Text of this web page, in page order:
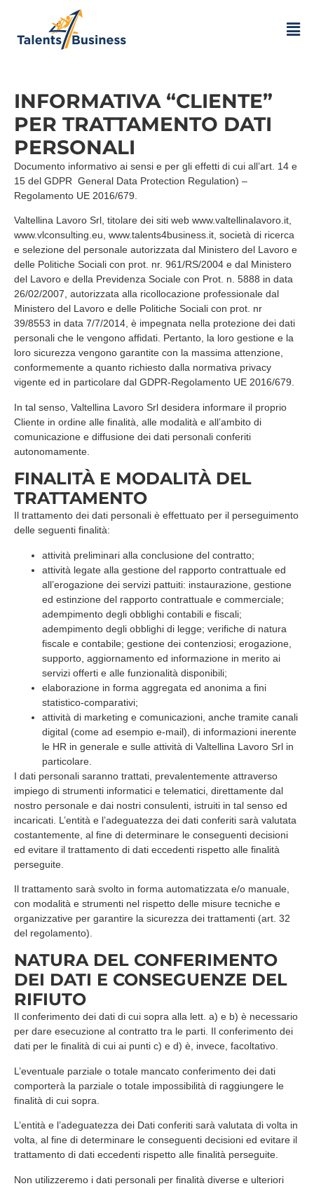
INFORMATIVA “CLIENTE”
PER TRATTAMENTO DATI
PERSONALI
Documento informativo ai sensi e per gli effetti di cui all’art. 14 e
15 del GDPR General Data Protection Regulation) –
Regolamento UE 2016/679.
Valtellina Lavoro Srl, titolare dei siti web www.valtellinalavoro.it,
www.vlconsulting.eu, www.talents4business.it, società di ricerca
e selezione del personale autorizzata dal Ministero del Lavoro e
delle Politiche Sociali con prot. nr. 961/RS/2004 e dal Ministero
del Lavoro e della Previdenza Sociale con Prot. n. 5888 in data
26/02/2007, autorizzata alla ricollocazione professionale dal
Ministero del Lavoro e delle Politiche Sociali con prot. nr
39/8553 in data 7/7/2014, è impegnata nella protezione dei dati
personali che le vengono affidati. Pertanto, la loro gestione e la
loro sicurezza vengono garantite con la massima attenzione,
conformemente a quanto richiesto dalla normativa privacy
vigente ed in particolare dal GDPR-Regolamento UE 2016/679.
In tal senso, Valtellina Lavoro Srl desidera informare il proprio
Cliente in ordine alle finalità, alle modalità e all’ambito di
comunicazione e diffusione dei dati personali conferiti
autonomamente.
FINALITÀ E MODALITÀ DEL
TRATTAMENTO
Il trattamento dei dati personali è effettuato per il perseguimento
delle seguenti finalità:
attività preliminari alla conclusione del contratto;
attività legate alla gestione del rapporto contrattuale ed
all’erogazione dei servizi pattuiti: instaurazione, gestione
ed estinzione del rapporto contrattuale e commerciale;
adempimento degli obblighi contabili e fiscali;
adempimento degli obblighi di legge; verifiche di natura
fiscale e contabile; gestione dei contenziosi; erogazione,
supporto, aggiornamento ed informazione in merito ai
servizi offerti e alle funzionalità disponibili;
elaborazione in forma aggregata ed anonima a fini
statistico-comparativi;
attività di marketing e comunicazioni, anche tramite canali
digital (come ad esempio e-mail), di informazioni inerente
le HR in generale e sulle attività di Valtellina Lavoro Srl in
particolare.
I dati personali saranno trattati, prevalentemente attraverso
impiego di strumenti informatici e telematici, direttamente dal
nostro personale e dai nostri consulenti, istruiti in tal senso ed
incaricati. L’entità e l’adeguatezza dei dati conferiti sarà valutata
costantemente, al fine di determinare le conseguenti decisioni
ed evitare il trattamento di dati eccedenti rispetto alle finalità
perseguite.
Il trattamento sarà svolto in forma automatizzata e/o manuale,
con modalità e strumenti nel rispetto delle misure tecniche e
organizzative per garantire la sicurezza dei trattamenti (art. 32
del regolamento).
NATURA DEL CONFERIMENTO
DEI DATI E CONSEGUENZE DEL
RIFIUTO
Il conferimento dei dati di cui sopra alla lett. a) e b) è necessario
per dare esecuzione al contratto tra le parti. Il conferimento dei
dati per le finalità di cui ai punti c) e d) è, invece, facoltativo.
L’eventuale parziale o totale mancato conferimento dei dati
comporterà la parziale o totale impossibilità di raggiungere le
finalità di cui sopra.
L’entità e l’adeguatezza dei Dati conferiti sarà valutata di volta in
volta, al fine di determinare le conseguenti decisioni ed evitare il
trattamento di dati eccedenti rispetto alle finalità perseguite.
Non utilizzeremo i dati personali per finalità diverse e ulteriori